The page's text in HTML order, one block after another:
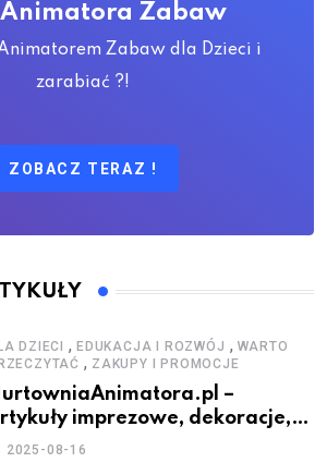
Animatora Zabaw
Zabaw dla Dzieci i
zarabiać ?!
ZOBACZ TERAZ !
DZIECI , EDUKACJA I ROZWÓJ , WARTO
, ZAKUPY I PROMOCJE
–
imprezowe, dekoracje,
i akcesoria dla animatorów
2025-08-16